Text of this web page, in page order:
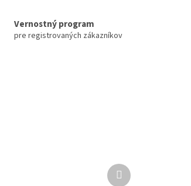
Vernostný program
pre registrovaných zákazníkov
Ďalší
produkt